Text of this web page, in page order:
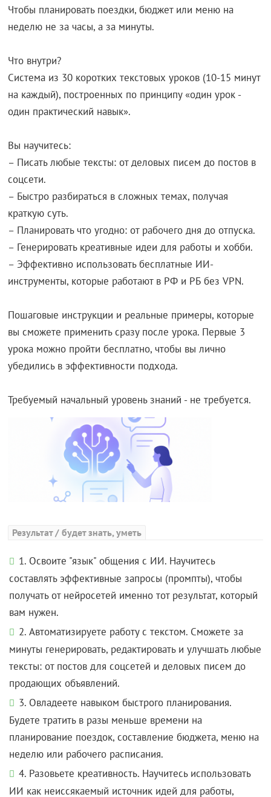
Чтобы планировать поездки, бюджет или меню на
неделю не за часы, а за минуты.
Что внутри?
Система из 30 коротких текстовых уроков (10-15 минут
на каждый), построенных по принципу «один урок -
один практический навык».
Вы научитесь:
– Писать любые тексты: от деловых писем до постов в
соцсети.
– Быстро разбираться в сложных темах, получая
краткую суть.
– Планировать что угодно: от рабочего дня до отпуска.
– Генерировать креативные идеи для работы и хобби.
– Эффективно использовать бесплатные ИИ-
инструменты, которые работают в РФ и РБ без VPN.
Пошаговые инструкции и реальные примеры, которые
вы сможете применить сразу после урока. Первые 3
урока можно пройти бесплатно, чтобы вы лично
убедились в эффективности подхода.
Требуемый начальный уровень знаний - не требуется.
Результат / будет знать, уметь
1. Освоите "язык" общения с ИИ. Научитесь
составлять эффективные запросы (промпты), чтобы
получать от нейросетей именно тот результат, который
вам нужен.
2. Автоматизируете работу с текстом. Сможете за
минуты генерировать, редактировать и улучшать любые
тексты: от постов для соцсетей и деловых писем до
продающих объявлений.
3. Овладеете навыком быстрого планирования.
Будете тратить в разы меньше времени на
планирование поездок, составление бюджета, меню на
неделю или рабочего расписания.
4. Разовьете креативность. Научитесь использовать
ИИ как неиссякаемый источник идей для работы,